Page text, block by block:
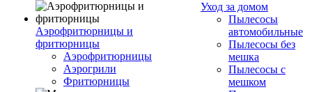
Аэрофритюрницы и
фритюрницы
Аэрофритюрницы
Аэрогрили
Фритюрницы
Уход за домом
Пылесосы
автомобильные
Пылесосы без
мешка
Пылесосы с
мешком